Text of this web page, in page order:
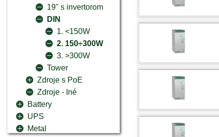
19" s invertorom
DIN
1. <150W
2. 150÷300W
3. >300W
Tower
Zdroje s PoE
Zdroje - Iné
Battery
UPS
Metal